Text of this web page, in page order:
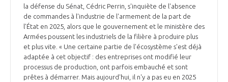
NOTRE HISTOIRE
L’ÉQUIPE DU GIFAS
NOS RÉSEAUX À L'INTERNATIONAL
GEADS
COMITÉ AERO PME
STARTAIR
ACCOMPAGNEMENT DE NOS ADHÉRENTS
LES PROGRAMMES DU GIFAS
LA MÉDIATION
la défense du Sénat, Cédric Perrin, s'inquiète de l'absence
de commandes à l'industrie de l'armement de la part de
l’État en 2025, alors que le gouvernement et le ministère des
Armées poussent les industriels de la filière à produire plus
et plus vite. « Une certaine partie de l'écosystème s'est déjà
adaptée à cet objectif : des entreprises ont modifié leur
processus de production, ont parfois embauché et sont
prêtes à démarrer. Mais aujourd'hui, il n'y a pas eu en 2025
Découvrez les avantages d'adhérer au GIFAS.